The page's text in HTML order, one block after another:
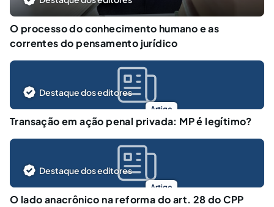
O processo do conhecimento humano e as
correntes do pensamento jurídico
Artigo
Destaque dos editores
Transação em ação penal privada: MP é legítimo?
Artigo
Destaque dos editores
O lado anacrônico na reforma do art. 28 do CPP